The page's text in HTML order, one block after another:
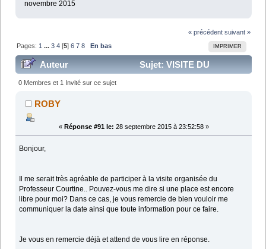
novembre 2015
« précédent suivant »
IMPRIMER
Pages: 1 ...3 4 [5]6 7 8 En bas
Auteur
Sujet: VISITE DU
LABORATOIRE DU PR. GREGOIRE COURTINE (Lu
211574 fois)
0 Membres et 1 Invité sur ce sujet
ROBY
« Réponse #91 le: 28 septembre 2015 à 23:52:58 »
Bonjour,
Il me serait très agréable de participer à la visite organisée du
Professeur Courtine.. Pouvez-vous me dire si une place est encore
libre pour moi? Dans ce cas, je vous remercie de bien vouloir me
communiquer la date ainsi que toute information pour ce faire.
Je vous en remercie déjà et attend de vous lire en réponse.